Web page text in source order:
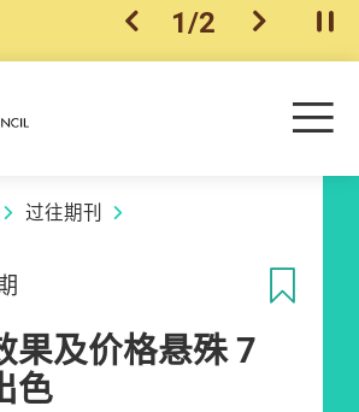
上一个
1/2 下一个开
目
过往期刊
果及价格悬殊 7
色